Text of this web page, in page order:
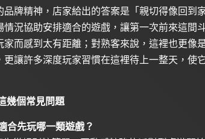
牌精神，店家給出的答案是「親切得像回到
況協助安排適合的遊戲，讓第一次前來這間
家而感到太有距離；對熟客來說，這裡也更像
讓許多深度玩家習慣在這裡待上一整天，使
幾個常見問題
合先玩哪一類遊戲？